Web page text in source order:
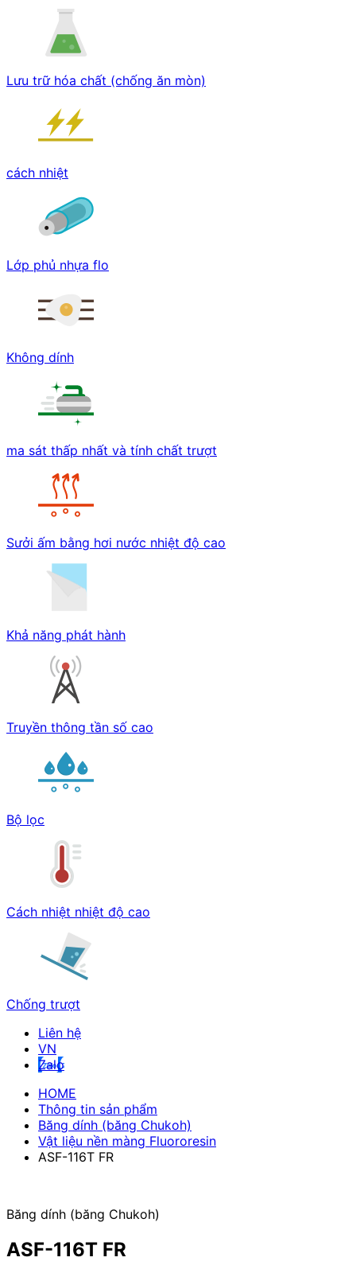
Lưu trữ hóa chất (chống ăn mòn)
cách nhiệt
Lớp phủ nhựa flo
Không dính
ma sát thấp nhất và tính chất trượt
Sưởi ấm bằng hơi nước nhiệt độ cao
Khả năng phát hành
Truyền thông tần số cao
Bộ lọc
Cách nhiệt nhiệt độ cao
Chống trượt
Liên hệ
Zalo
HOME
Thông tin sản phẩm
Băng dính (băng Chukoh)
Vật liệu nền màng Fluororesin
ASF-116T FR
Băng dính (băng Chukoh)
ASF-116T FR